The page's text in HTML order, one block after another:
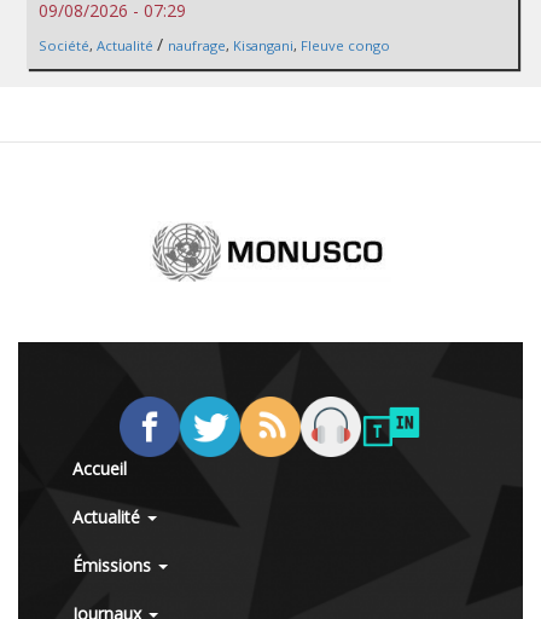
09/08/2026 - 07:29
Société, Actualité / naufrage, Kisangani, Fleuve congo
Accueil
Actualité
Émissions
Journaux